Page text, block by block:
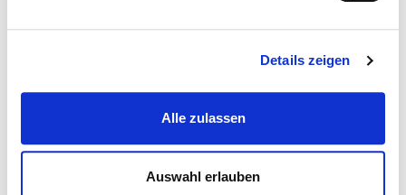
Details zeigen
Alle zulassen
Auswahl erlauben